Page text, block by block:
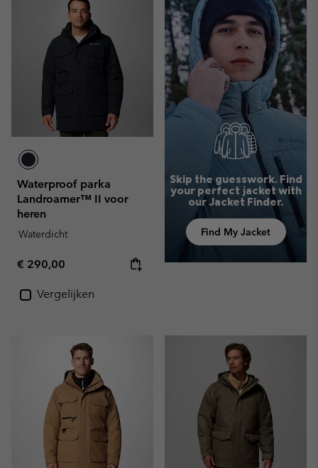
Waterproof parka
Landroamer™ II voor
heren
Waterdicht
Regular price:
€ 290,00
Vergelijken
Skip the guesswork. Find
your perfect jacket with
our Jacket Finder.
Find My Jacket